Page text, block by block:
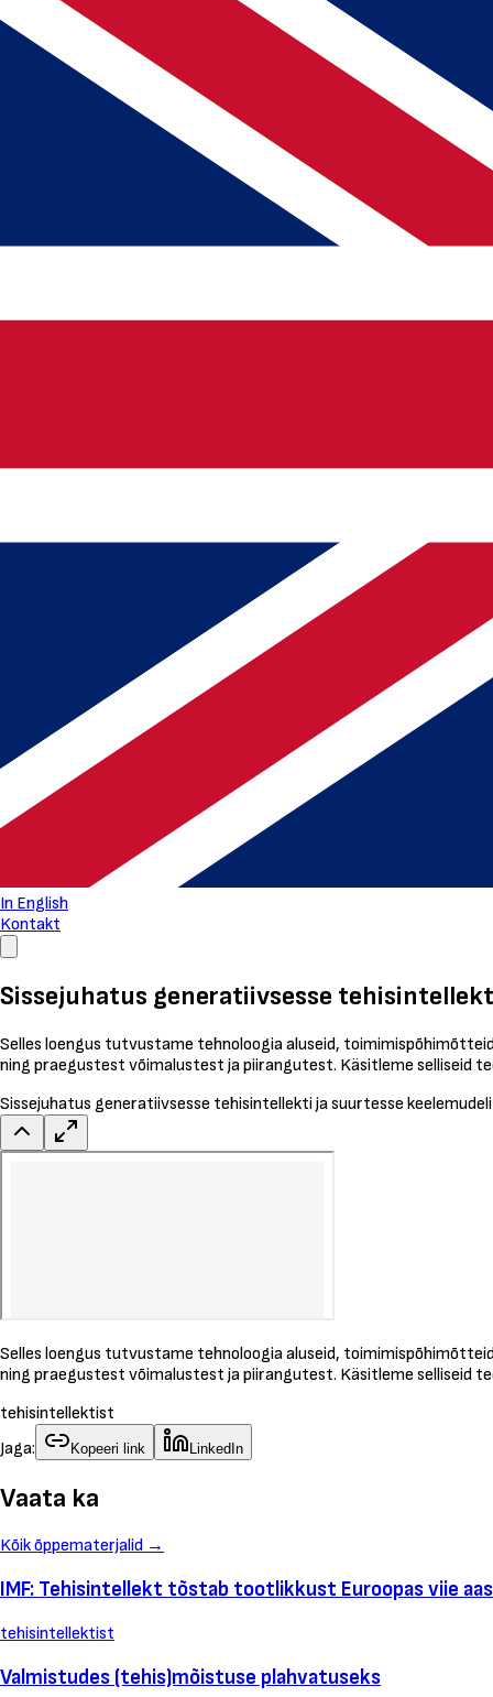
In English
Kontakt
Sissejuhatus generatiivsesse
Selles loengus tutvustame tehnoloogia aluseid,
ning praegustest võimalustest ja piirangutest. Käsitleme selliseid
Sissejuhatus generatiivsesse tehisintellekti ja suurtesse
Selles loengus tutvustame tehnoloogia aluseid,
ning praegustest võimalustest ja piirangutest. Käsitleme selliseid
tehisintellektist
Jaga:
Kopeeri link LinkedIn
Vaata ka
Kõik õppematerjalid →
IMF: Tehisintellekt tõstab tootlikkust Euroopas viie
tehisintellektist
Valmistudes (tehis)mõistuse plahvatuseks